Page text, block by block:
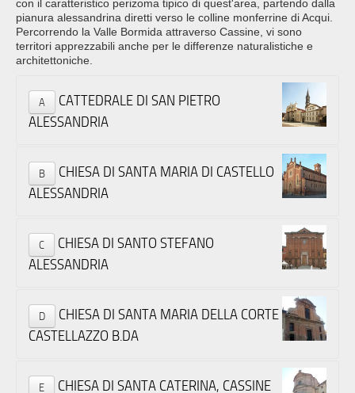
PRESS
con il caratteristico perizoma tipico di quest'area, partendo dalla
pianura alessandrina diretti verso le colline monferrine di Acqui.
Percorrendo la Valle Bormida attraverso Cassine, vi sono
territori apprezzabili anche per le differenze naturalistiche e
architettoniche.
A
CATTEDRALE DI SAN PIETRO
ALESSANDRIA
B
CHIESA DI SANTA MARIA DI CASTELLO
ALESSANDRIA
C
CHIESA DI SANTO STEFANO
ALESSANDRIA
D
CHIESA DI SANTA MARIA DELLA CORTE
CASTELLAZZO B.DA
E CHIESA DI SANTA CATERINA, CASSINE